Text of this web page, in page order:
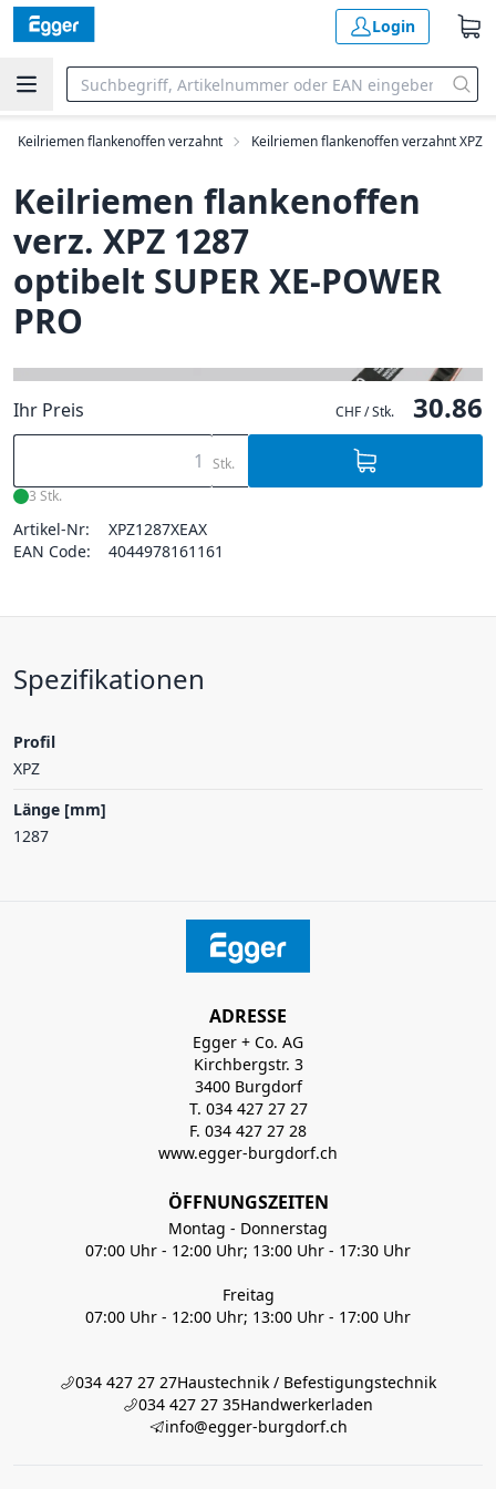
Login
Keilriemen flankenoffen verzahnt Keilriemen flankenoffen verzahnt XPZ
Keilriemen flankenoffen
verz. XPZ 1287
optibelt SUPER XE-POWER
PRO
Ihr Preis CHF / Stk. 30.86
Stk.
3 Stk.
Artikel-Nr:
XPZ1287XEAX
EAN Code:
4044978161161
Spezifikationen
Profil
XPZ
Länge [mm]
1287
ADRESSE
Egger + Co. AG
Kirchbergstr. 3
3400 Burgdorf
T. 034 427 27 27
F. 034 427 27 28
www.egger-burgdorf.ch
ÖFFNUNGSZEITEN
Montag - Donnerstag
07:00 Uhr - 12:00 Uhr; 13:00 Uhr - 17:30 Uhr
Freitag
07:00 Uhr - 12:00 Uhr; 13:00 Uhr - 17:00 Uhr
034 427 27 27Haustechnik / Befestigungstechnik
034 427 27 35Handwerkerladen
info@egger-burgdorf.ch